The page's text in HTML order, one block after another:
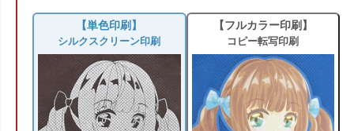
【単色印刷】
シルクスクリーン印刷
【フルカラー印刷】
コピー転写印刷